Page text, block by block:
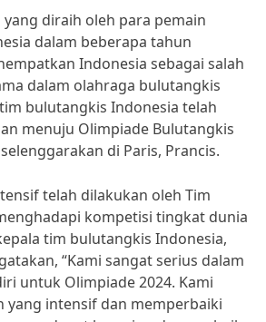
diraih oleh para pemain
dalam beberapa tahun
Indonesia sebagai salah
dalam olahraga bulutangkis
bulutangkis Indonesia telah
menuju Olimpiade Bulutangkis
di Paris, Prancis.
telah dilakukan oleh Tim
kompetisi tingkat dunia
tim bulutangkis Indonesia,
“Kami sangat serius dalam
untuk Olimpiade 2024. Kami
yang intensif dan memperbaiki